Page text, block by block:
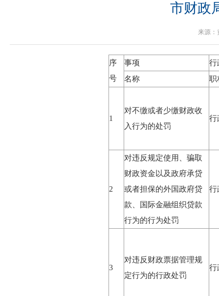
市财政
来源：
序
号
事项
行
名称
职
1
对不缴或者少缴财政收
入行为的处罚
行
2
对违反规定使用、骗取
财政资金以及政府承贷
或者担保的外国政府贷
款、国际金融组织贷款
行为的行为处罚
行
3
对违反财政票据管理规
定行为的行政处罚
行